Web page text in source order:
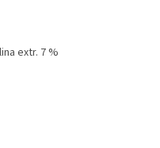
extr. 7 %